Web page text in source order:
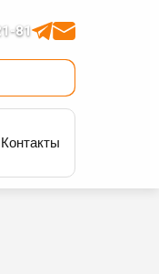
81
Контакты